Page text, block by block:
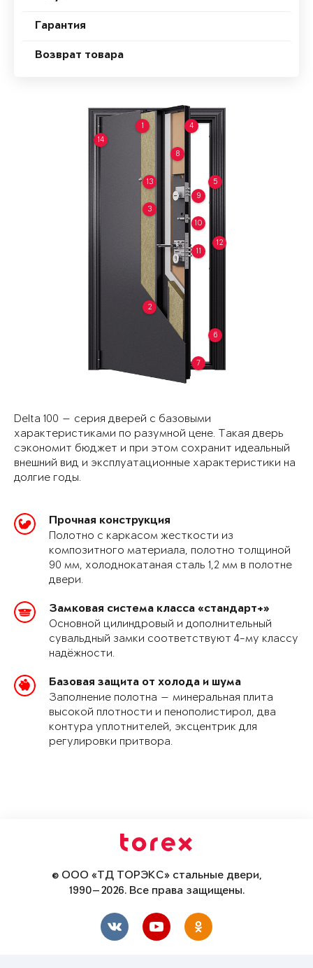
Гарантия
Возврат товара
1
2
3
4
5
6
7
8
9
10
11
12
13
14
Delta 100 — серия дверей с базовыми
характеристиками по разумной цене. Такая дверь
сэкономит бюджет и при этом сохранит идеальный
внешний вид и эксплуатационные характеристики на
долгие годы.
Прочная конструкция
Полотно с каркасом жесткости из
композитного материала, полотно толщиной
90 мм, холоднокатаная сталь 1,2 мм в полотне
двери.
Замковая система класса «стандарт+»
Основной цилиндровый и дополнительный
сувальдный замки соответствуют 4-му классу
надёжности.
Базовая защита от холода и шума
Заполнение полотна — минеральная плита
высокой плотности и пенополистирол, два
контура уплотнителей, эксцентрик для
регулировки притвора.
© ООО «ТД ТОРЭКС» стальные двери,
1990—2026. Все права защищены.